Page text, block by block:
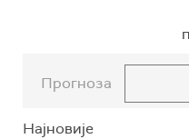
Прогноза
Најновије